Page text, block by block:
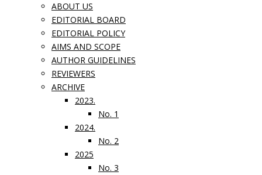
ABOUT US
EDITORIAL BOARD
EDITORIAL POLICY
AIMS AND SCOPE
AUTHOR GUIDELINES
REVIEWERS
ARCHIVE
2023.
No. 1
2024.
No. 2
2025
No. 3